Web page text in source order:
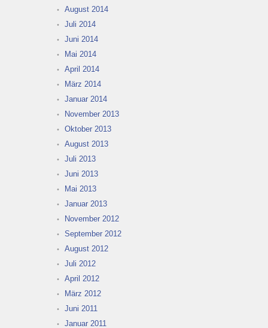
August 2014
Juli 2014
Juni 2014
Mai 2014
April 2014
März 2014
Januar 2014
November 2013
Oktober 2013
August 2013
Juli 2013
Juni 2013
Mai 2013
Januar 2013
November 2012
September 2012
August 2012
Juli 2012
April 2012
März 2012
Juni 2011
Januar 2011